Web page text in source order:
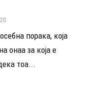
порака, која
онаа за која е
тоа...